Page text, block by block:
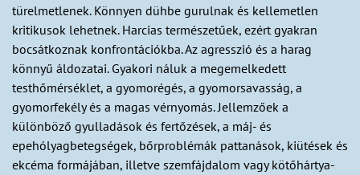
türelmetlenek. Könnyen dühbe gurulnak és kellemetlen
kritikusok lehetnek. Harcias természetűek, ezért gyakran
bocsátkoznak konfrontációkba. Az agresszió és a harag
könnyű áldozatai. Gyakori náluk a megemelkedett
testhőmérséklet, a gyomorégés, a gyomorsavasság, a
gyomorfekély és a magas vérnyomás. Jellemzőek a
különböző gyulladások és fertőzések, a máj- és
epehólyagbetegségek, bőrproblémák pattanások, kiütések és
ekcéma formájában, illetve szemfájdalom vagy kötőhártya-